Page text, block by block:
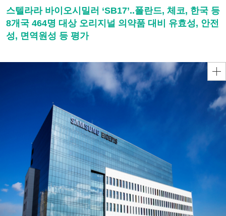
스텔라라 바이오시밀러 ‘SB17’..폴란드, 체코, 한국 등
8개국 464명 대상 오리지널 의약품 대비 유효성, 안전
성, 면역원성 등 평가